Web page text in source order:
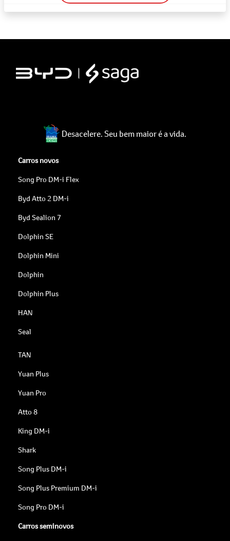
Desacelere. Seu bem maior é a vida.
Carros novos
Song Pro DM-i Flex
Byd Atto 2 DM-i
Byd Sealion 7
Dolphin SE
Dolphin Mini
Dolphin
Dolphin Plus
HAN
Seal
TAN
Yuan Plus
Yuan Pro
Atto 8
King DM-i
Shark
Song Plus DM-i
Song Plus Premium DM-i
Song Pro DM-i
Carros seminovos